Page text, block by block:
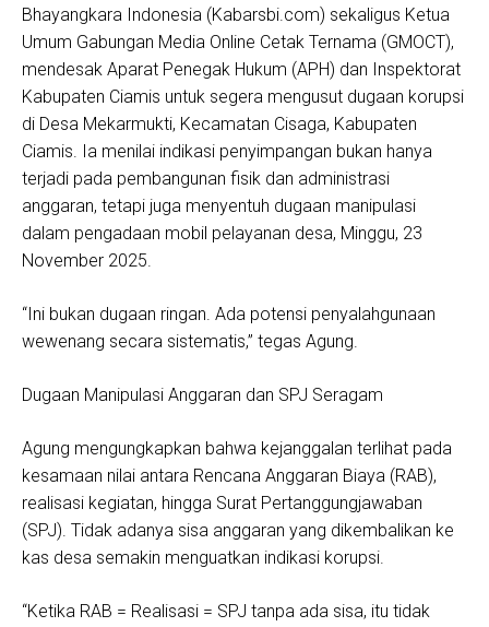
Bhayangkara Indonesia (Kabarsbi.com) sekaligus Ketua
Umum Gabungan Media Online Cetak Ternama (GMOCT),
mendesak Aparat Penegak Hukum (APH) dan Inspektorat
Kabupaten Ciamis untuk segera mengusut dugaan korupsi
di Desa Mekarmukti, Kecamatan Cisaga, Kabupaten
Ciamis. Ia menilai indikasi penyimpangan bukan hanya
terjadi pada pembangunan fisik dan administrasi
anggaran, tetapi juga menyentuh dugaan manipulasi
dalam pengadaan mobil pelayanan desa, Minggu, 23
November 2025.
“Ini bukan dugaan ringan. Ada potensi penyalahgunaan
wewenang secara sistematis,” tegas Agung.
Dugaan Manipulasi Anggaran dan SPJ Seragam
Agung mengungkapkan bahwa kejanggalan terlihat pada
kesamaan nilai antara Rencana Anggaran Biaya (RAB),
realisasi kegiatan, hingga Surat Pertanggungjawaban
(SPJ). Tidak adanya sisa anggaran yang dikembalikan ke
kas desa semakin menguatkan indikasi korupsi.
“Ketika RAB = Realisasi = SPJ tanpa ada sisa, itu tidak